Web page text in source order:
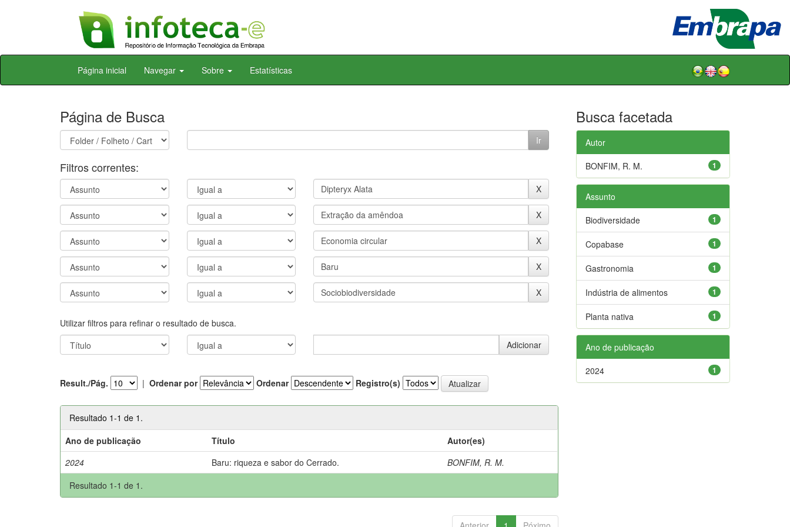
Skip
Página inicial Navegar Sobre Estatísticas
Página de Busca
Filtros correntes:
Utilizar filtros para refinar o resultado de busca.
Result./Pág. | Ordenar por Ordenar Registro(s)
Resultado 1-1 de 1.
Ano de publicação
Título
Autor(es)
2024
Baru: riqueza e sabor do Cerrado.
BONFIM, R. M.
Resultado 1-1 de 1.
Busca facetada
Autor
1
BONFIM, R. M.
Assunto
1
Biodiversidade
1
Copabase
1
Gastronomia
1
Indústria de alimentos
1
Planta nativa
Ano de publicação
1
2024